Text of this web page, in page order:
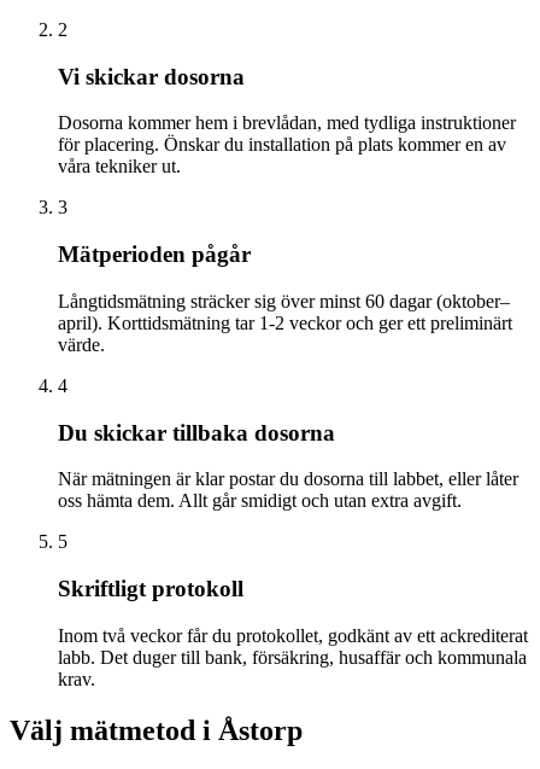
2
Vi skickar dosorna
Dosorna kommer hem i brevlådan, med tydliga instruktioner
för placering. Önskar du installation på plats kommer en av
våra tekniker ut.
3
Mätperioden pågår
Långtidsmätning sträcker sig över minst 60 dagar (oktober–
april). Korttidsmätning tar 1-2 veckor och ger ett preliminärt
värde.
4
Du skickar tillbaka dosorna
När mätningen är klar postar du dosorna till labbet, eller låter
oss hämta dem. Allt går smidigt och utan extra avgift.
5
Skriftligt protokoll
Inom två veckor får du protokollet, godkänt av ett ackrediterat
labb. Det duger till bank, försäkring, husaffär och kommunala
krav.
Välj mätmetod i Åstorp